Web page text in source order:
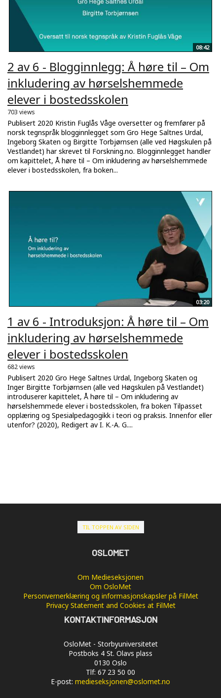
08:42
2 av 6 - Blogginnlegg: Å høre til – Om
inkludering av hørselshemmede
elever i bostedsskolen
703 views
Publisert 2020 Kristin Fuglås Våge oversetter og fremfører på
norsk tegnspråk blogginnlegget som Gro Hege Saltnes Urdal,
Ingeborg Skaten og Birgitte Torbjørnsen (alle ved Høgskulen på
Vestlandet) har skrevet til Forskning.no. Blogginnlegget handler
om kapittelet, Å høre til – Om inkludering av hørselshemmede
elever i bostedsskolen, fra boken...
03:20
1 av 6 - Introduksjon: Å høre til – Om
inkludering av hørselshemmede
elever i bostedsskolen
682 views
Publisert 2020 Gro Hege Saltnes Urdal, Ingeborg Skaten og
Inger Birgitte Torbjørnsen (alle ved Høgskulen på Vestlandet)
introduserer kapittelet, Å høre til – Om inkludering av
hørselshemmede elever i bostedsskolen, fra boken Tilpasset
opplæring og Spesialpedagogikk i teori og praksis. Innenfor eller
utenfor? (2020), Redigert av I. K.-A. G....
TIL TOPPEN AV SIDEN
OSLOMET
Om Medieseksjonen
Om OsloMet
Personvernerklæring og informasjonskapsler på FilMet
Privacy Statement and Cookies at FilMet
KONTAKTINFORMASJON
OsloMet - Storbyuniversitetet
Postboks 4 St. Olavs plass
0130 Oslo
Tlf: 67 23 50 00
E-post: medieseksjonen@oslomet.no